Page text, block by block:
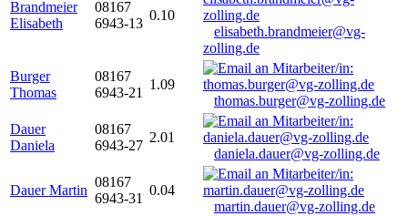
Brandmeier
Elisabeth
08167
6943-13
0.10
elisabeth.brandmeier@vg-
zolling.de
Burger
Thomas
08167
6943-21
1.09
thomas.burger@vg-zolling.de
Dauer
Daniela
08167
6943-27
2.01
daniela.dauer@vg-zolling.de
Dauer Martin
08167
6943-31
0.04
martin.dauer@vg-zolling.de